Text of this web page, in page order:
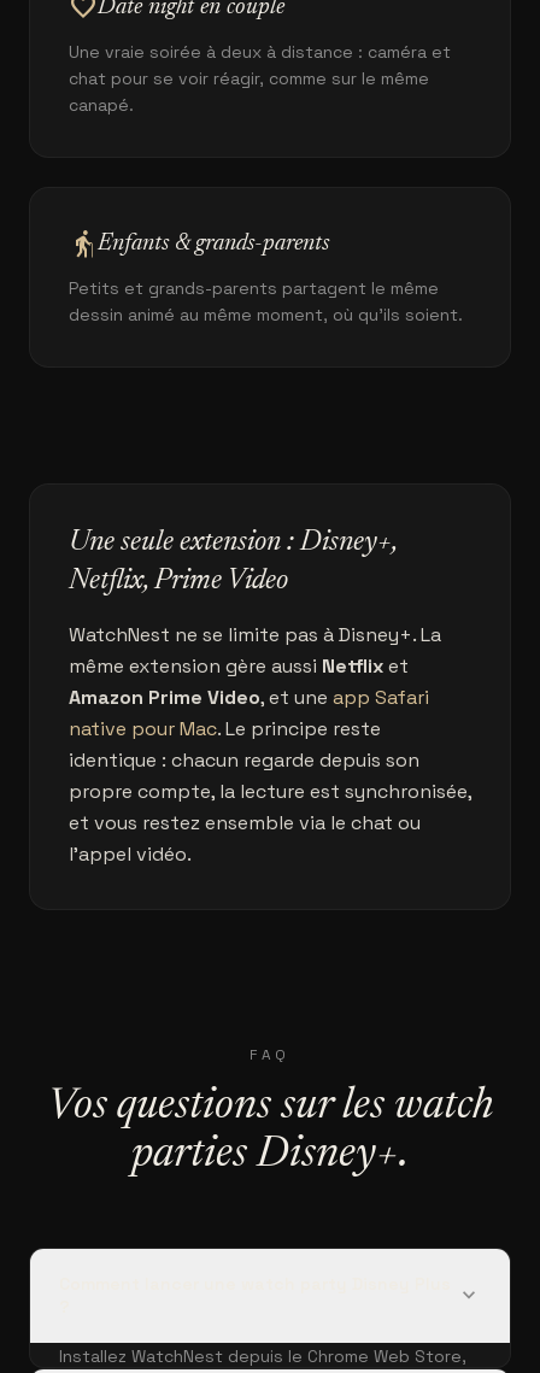
favoriteDate night en couple
Une vraie soirée à deux à distance : caméra et
chat pour se voir réagir, comme sur le même
canapé.
elderlyEnfants & grands-parents
Petits et grands-parents partagent le même
dessin animé au même moment, où qu'ils soient.
Une seule extension : Disney+,
Netflix, Prime Video
WatchNest ne se limite pas à Disney+. La
même extension gère aussi Netflixet
Amazon Prime Video, et une app Safari
native pour Mac. Le principe reste
identique : chacun regarde depuis son
propre compte, la lecture est synchronisée,
et vous restez ensemble via le chat ou
l'appel vidéo.
FAQ
Vos questions sur les watch
parties Disney+.
expand_more
Installez WatchNest depuis le Chrome Web Store,